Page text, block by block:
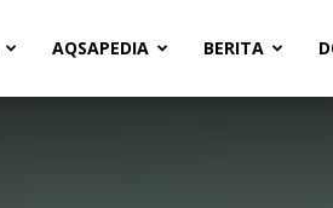
AQSAPEDIA BERITA